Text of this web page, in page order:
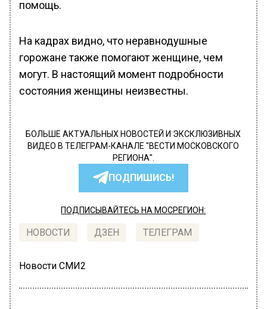
помощь.
На кадрах видно, что неравнодушные
горожане также помогают женщине, чем
могут. В настоящий момент подробности
состояния женщины неизвестны.
БОЛЬШЕ АКТУАЛЬНЫХ НОВОСТЕЙ И ЭКСКЛЮЗИВНЫХ
ВИДЕО В ТЕЛЕГРАМ-КАНАЛЕ "ВЕСТИ МОСКОВСКОГО
РЕГИОНА".
ПОДПИШИСЬ!
ПОДПИСЫВАЙТЕСЬ НА МОСРЕГИОН:
НОВОСТИ ДЗЕН ТЕЛЕГРАМ
Новости СМИ2